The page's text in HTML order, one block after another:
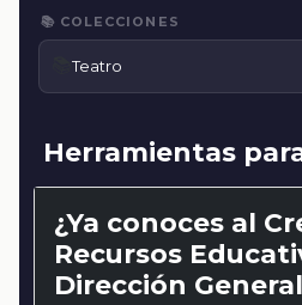
📚 COLECCIONES
📚Teatro
Herramientas
¿Ya conoces al
Recursos
Dirección General